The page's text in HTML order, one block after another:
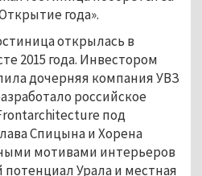
года».
открылась в
2015 года. Инвестором
дочерняя компания УВЗ
российское
под
Спицына и Хорена
мотивами интерьеров
Урала и местная